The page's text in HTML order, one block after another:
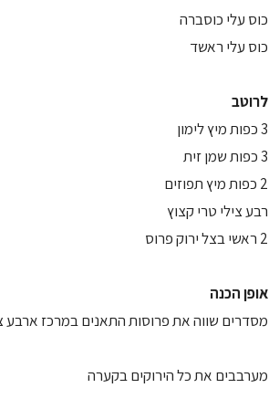
כוס עלי כוסברה
כוס עלי ראשד
לרוטב
3 כפות מיץ לימון
3 כפות שמן זית
2 כפות מיץ תפוזים
רבע צילי טרי קצוץ
2 ראשי בצל ירוק פרוס
אופן הכנה
מסדרים שווה את פרוסות התאנים במרכז ארבע
מערבבים את כל הירוקים בקערה